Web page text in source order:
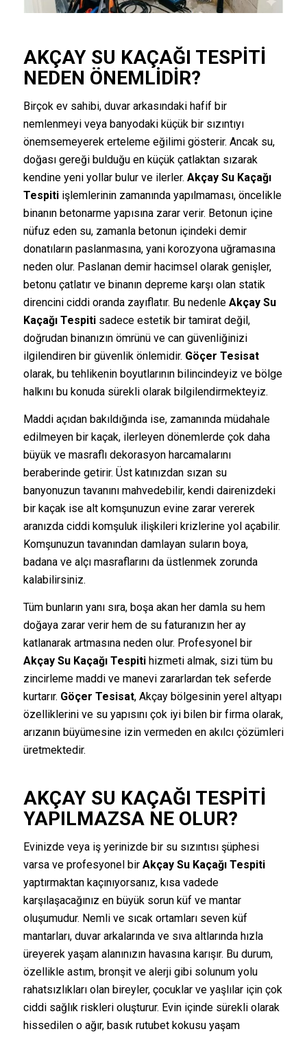
AKÇAY SU KAÇAĞI TESPITI
NEDEN ÖNEMLIDIR?
Birçok ev sahibi, duvar arkasındaki hafif bir
nemlenmeyi veya banyodaki küçük bir sızıntıyı
önemsemeyerek erteleme eğilimi gösterir. Ancak su,
doğası gereği bulduğu en küçük çatlaktan sızarak
kendine yeni yollar bulur ve ilerler. Akçay Su Kaçağı
Tespitiişlemlerinin zamanında yapılmaması, öncelikle
binanın betonarme yapısına zarar verir. Betonun içine
nüfuz eden su, zamanla betonun içindeki demir
donatıların paslanmasına, yani korozyona uğramasına
neden olur. Paslanan demir hacimsel olarak genişler,
betonu çatlatır ve binanın depreme karşı olan statik
direncini ciddi oranda zayıflatır. Bu nedenle Akçay Su
Kaçağı Tespitisadece estetik bir tamirat değil,
doğrudan binanızın ömrünü ve can güvenliğinizi
ilgilendiren bir güvenlik önlemidir. Göçer Tesisat
olarak, bu tehlikenin boyutlarının bilincindeyiz ve bölge
halkını bu konuda sürekli olarak bilgilendirmekteyiz.
Maddi açıdan bakıldığında ise, zamanında müdahale
edilmeyen bir kaçak, ilerleyen dönemlerde çok daha
büyük ve masraflı dekorasyon harcamalarını
beraberinde getirir. Üst katınızdan sızan su
banyonuzun tavanını mahvedebilir, kendi dairenizdeki
bir kaçak ise alt komşunuzun evine zarar vererek
aranızda ciddi komşuluk ilişkileri krizlerine yol açabilir.
Komşunuzun tavanından damlayan suların boya,
badana ve alçı masraflarını da üstlenmek zorunda
kalabilirsiniz.
Tüm bunların yanı sıra, boşa akan her damla su hem
doğaya zarar verir hem de su faturanızın her ay
katlanarak artmasına neden olur. Profesyonel bir
Akçay Su Kaçağı Tespitihizmeti almak, sizi tüm bu
zincirleme maddi ve manevi zararlardan tek seferde
kurtarır. Göçer Tesisat, Akçay bölgesinin yerel altyapı
özelliklerini ve su yapısını çok iyi bilen bir firma olarak,
arızanın büyümesine izin vermeden en akılcı çözümleri
üretmektedir.
AKÇAY SU KAÇAĞI TESPITI
YAPILMAZSA NE OLUR?
Evinizde veya iş yerinizde bir su sızıntısı şüphesi
varsa ve profesyonel bir Akçay Su Kaçağı Tespiti
yaptırmaktan kaçınıyorsanız, kısa vadede
karşılaşacağınız en büyük sorun küf ve mantar
oluşumudur. Nemli ve sıcak ortamları seven küf
mantarları, duvar arkalarında ve sıva altlarında hızla
üreyerek yaşam alanınızın havasına karışır. Bu durum,
özellikle astım, bronşit ve alerji gibi solunum yolu
rahatsızlıkları olan bireyler, çocuklar ve yaşlılar için çok
ciddi sağlık riskleri oluşturur. Evin içinde sürekli olarak
hissedilen o ağır, basık rutubet kokusu yaşam